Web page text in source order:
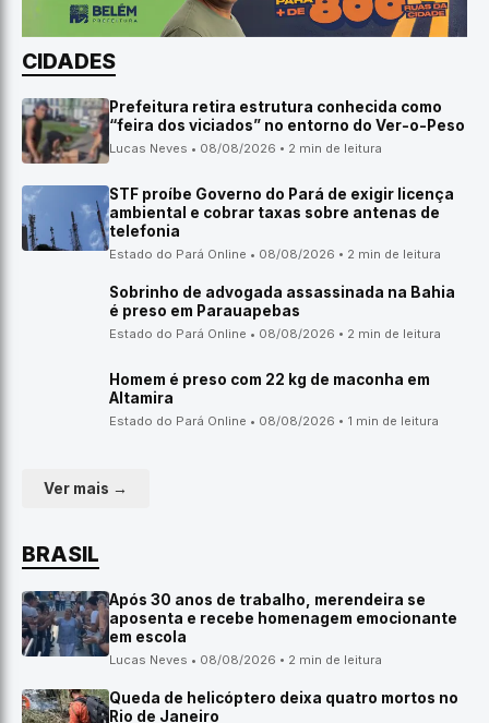
CIDADES
Prefeitura retira estrutura conhecida como
“feira dos viciados” no entorno do Ver-o-Peso
Lucas Neves • 08/08/2026 • 2 min de leitura
STF proíbe Governo do Pará de exigir licença
ambiental e cobrar taxas sobre antenas de
telefonia
Estado do Pará Online • 08/08/2026 • 2 min de leitura
Sobrinho de advogada assassinada na Bahia
é preso em Parauapebas
Estado do Pará Online • 08/08/2026 • 2 min de leitura
Homem é preso com 22 kg de maconha em
Altamira
Estado do Pará Online • 08/08/2026 • 1 min de leitura
Ver mais →
BRASIL
Após 30 anos de trabalho, merendeira se
aposenta e recebe homenagem emocionante
em escola
Lucas Neves • 08/08/2026 • 2 min de leitura
Queda de helicóptero deixa quatro mortos no
Rio de Janeiro